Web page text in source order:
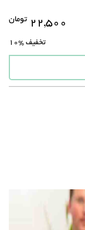
۲۲,۵۰۰ تومان
تخفیف %10